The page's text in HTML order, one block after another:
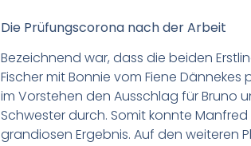
Die Prüfungscorona nach der Arbeit
Bezeichnend war, dass die beiden
Fischer mit Bonnie vom Fiene
im Vorstehen den Ausschlag für Bruno
Schwester durch. Somit konnte
grandiosen Ergebnis. Auf den weiteren